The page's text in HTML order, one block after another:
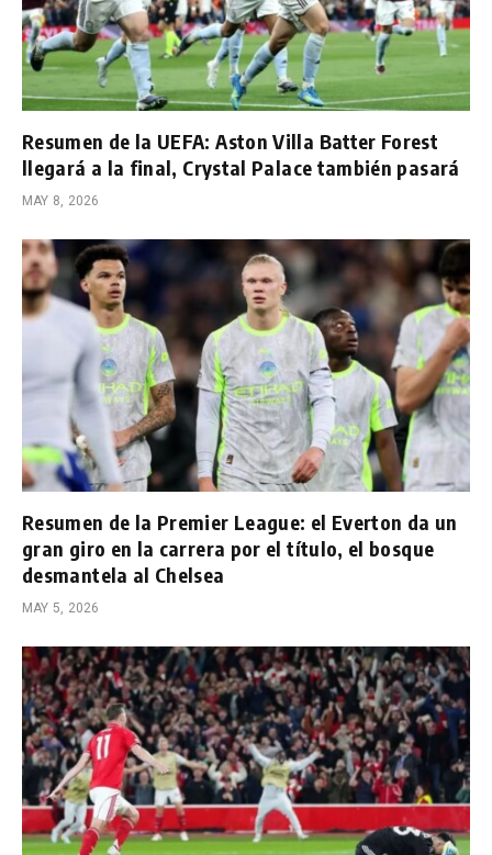
Resumen de la UEFA: Aston Villa Batter Forest
llegará a la final, Crystal Palace también pasará
MAY 8, 2026
Resumen de la Premier League: el Everton da un
gran giro en la carrera por el título, el bosque
desmantela al Chelsea
MAY 5, 2026